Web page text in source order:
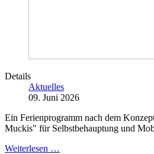
Details
Aktuelles
09. Juni 2026
Ein Ferienprogramm nach dem
Muckis" für Selbstbehauptung und
Weiterlesen …